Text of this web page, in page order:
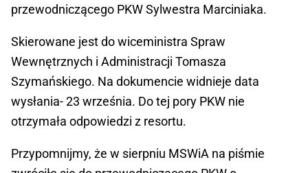
przewodniczącego PKW Sylwestra Marciniaka.
Skierowane jest do wiceministra Spraw
Wewnętrznych i Administracji Tomasza
Szymańskiego. Na dokumencie widnieje data
wysłania- 23 września. Do tej pory PKW nie
otrzymała odpowiedzi z resortu.
Przypomnijmy, że w sierpniu MSWiA na piśmie